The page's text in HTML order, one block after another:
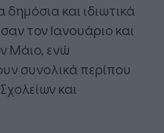
και ιδιωτικά
τον Ιανουάριο και
Μάιο, ενώ
συνολικά περίπου
και